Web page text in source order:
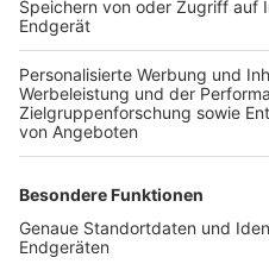
TOP-VEREINE
TOP-PARTNER